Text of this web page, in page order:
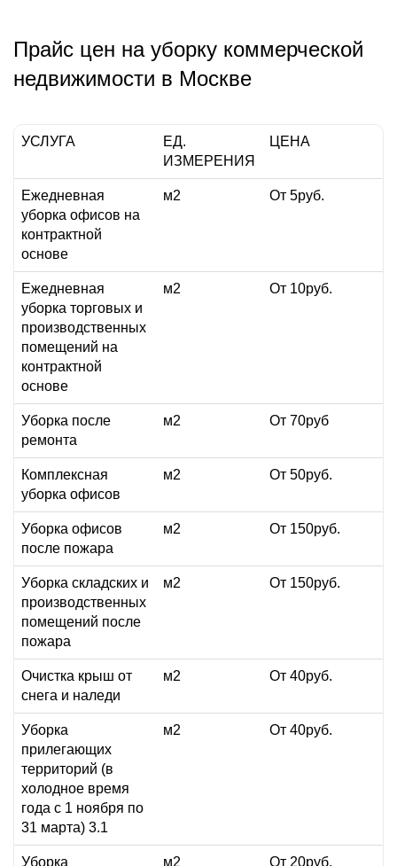
Прайс цен на уборку коммерческой
недвижимости в Москве
УСЛУГА
ЕД.
ИЗМЕРЕНИЯ
ЦЕНА
Ежедневная
уборка офисов на
контрактной
основе
м2 От 5руб.
Ежедневная
уборка торговых и
производственных
помещений на
контрактной
основе
м2 От 10руб.
Уборка после
ремонта
м2 От 70руб
Комплексная
уборка офисов
м2 От 50руб.
Уборка офисов
после пожара
м2 От 150руб.
Уборка складских и
производственных
помещений после
пожара
м2 От 150руб.
Очистка крыш от
снега и наледи
м2 От 40руб.
Уборка
прилегающих
территорий (в
холодное время
года с 1 ноября по
31 марта) 3.1
м2 От 40руб.
Уборка м2 От 20руб.